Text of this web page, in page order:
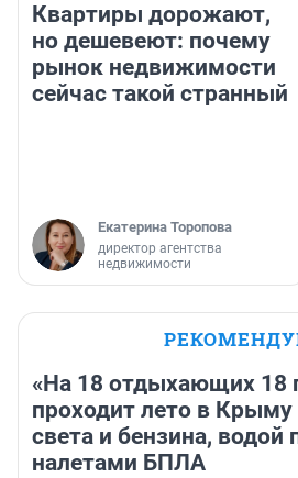
Квартиры дорожают,
но дешевеют: почему
рынок недвижимости
сейчас такой странный
Екатерина Торопова
директор агентства
недвижимости
«На 18 отдыхающих 18
проходит лето в
света и бензина, водой
налетами БПЛА